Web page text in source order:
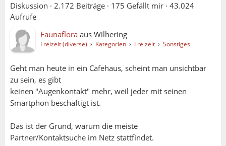
Diskussion · 2.172 Beiträge · 175 Gefällt mir · 43.024
Aufrufe
Faunaflora aus Wilhering
Freizeit (diverse) › Kategorien › Freizeit › Sonstiges
Geht man heute in ein Cafehaus, scheint man unsichtbar
zu sein, es gibt
keinen "Augenkontakt" mehr, weil jeder mit seinen
Smartphon beschäftigt ist.
Das ist der Grund, warum die meiste
Partner/Kontaktsuche im Netz stattfindet.